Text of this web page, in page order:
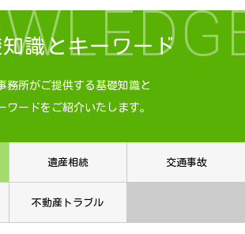
識とキーワード
務所がご提供する基礎知識と
ワードをご紹介いたします。
遺産相続 交通事故
不動産トラブル